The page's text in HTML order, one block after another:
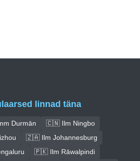
linnad täna
Durmān
🇨🇳 Ilm Ningbo
🇿🇦 Ilm Johannesburg
🇵🇰 Ilm Rāwalpindi